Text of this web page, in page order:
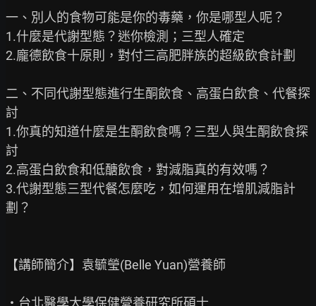
一、別人的食物可能是你的毒藥，你是哪型人呢？
1.什麼是代謝型態？迷你檢測；三型人確定
2.龐德飲食十原則，對付三高肥胖族的超級飲食計劃
二、不同代謝型態進行生酮飲食、高蛋白飲食、代餐探
討
1.你真的知道什麼是生酮飲食嗎？三型人與生酮飲食探
討
2.高蛋白飲食和低醣飲食，對減脂真的有效嗎？
3.代謝型態三型代餐怎麼吃，如何運用在增肌減脂計
劃？
【講師簡介】袁毓瑩(Belle Yuan)營養師
‧台北醫學大學保健營養研究所碩士